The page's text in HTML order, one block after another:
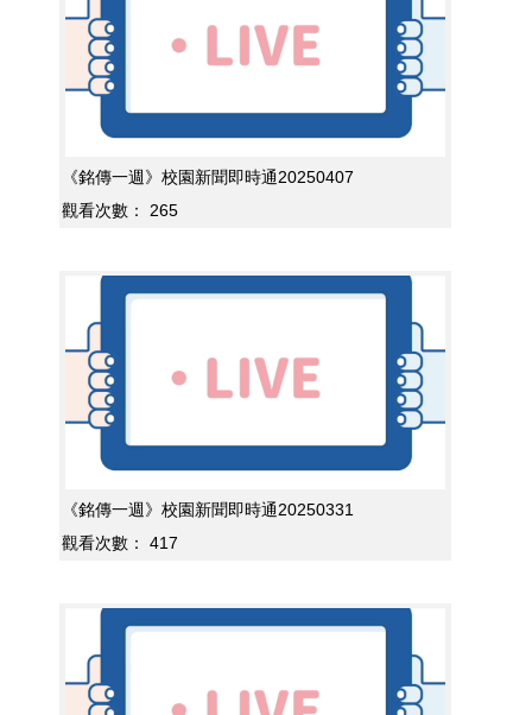
《銘傳一週》校園新聞即時通20250407
觀看次數：
265
《銘傳一週》校園新聞即時通20250331
觀看次數：
417